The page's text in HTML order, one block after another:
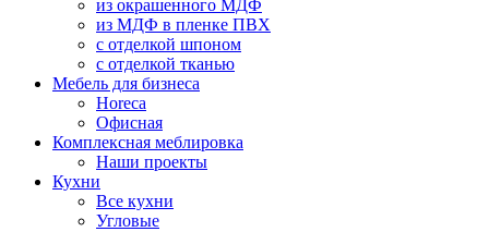
из окрашенного МДФ
из МДФ в пленке ПВХ
с отделкой шпоном
с отделкой тканью
Мебель для бизнеса
Horeca
Офисная
Комплексная меблировка
Наши проекты
Кухни
Все кухни
Угловые